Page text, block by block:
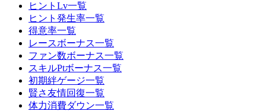
ヒントLv一覧
ヒント発生率一覧
得意率一覧
レースボーナス一覧
ファン数ボーナス一覧
スキルPtボーナス一覧
初期絆ゲージ一覧
賢さ友情回復一覧
体力消費ダウン一覧